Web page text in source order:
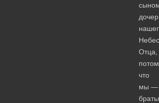
Отца,
что
мы —